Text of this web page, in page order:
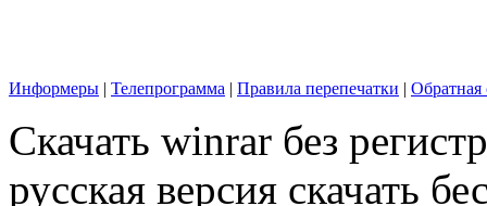
Информеры | Телепрограмма | Правила перепечатки | Обратная
Скачать winrar без
русская версия скачать